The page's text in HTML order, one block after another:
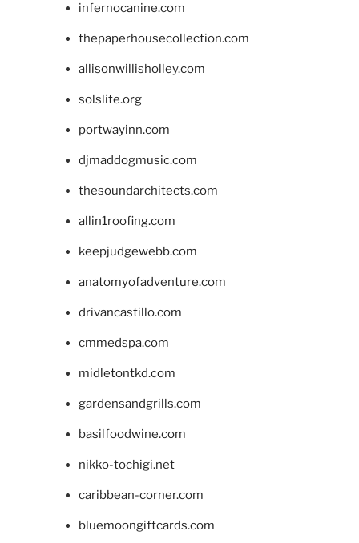
infernocanine.com
thepaperhousecollection.com
allisonwillisholley.com
solslite.org
portwayinn.com
djmaddogmusic.com
thesoundarchitects.com
allin1roofing.com
keepjudgewebb.com
anatomyofadventure.com
drivancastillo.com
cmmedspa.com
midletontkd.com
gardensandgrills.com
basilfoodwine.com
nikko-tochigi.net
caribbean-corner.com
bluemoongiftcards.com